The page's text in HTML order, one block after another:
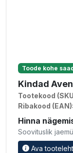
Toode kohe
Kindad
Tootekood
Ribakood (EAN):
Hinna
Soovituslik
Ava tooteleht